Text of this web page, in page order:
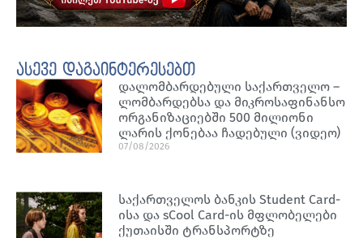
ასევე დაგაინტერესებთ
დალომბარდებული საქართველო –
ლომბარდებსა და მიკროსაფინანსო
ორგანიზაციებში 500 მილიონი
ლარის ქონებაა ჩადებული (ვიდეო)
07/08/2026
საქართველოს ბანკის Student Card-
ისა და sCool Card-ის მფლობელები
ქუთაისში ტრანსპორტზე